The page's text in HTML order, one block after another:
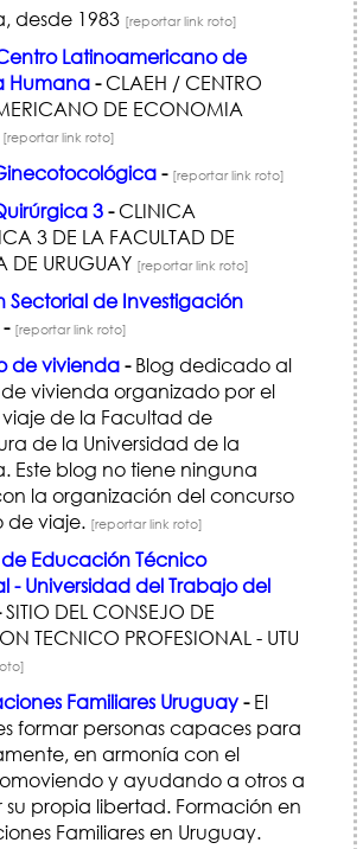
desde 1983 [reportar link roto]
Latinoamericano de
Humana-CLAEH / CENTRO
DE ECONOMIA
[reportar link roto]
- [reportar link roto]
3-CLINICA
3 DE LA FACULTAD DE
DE URUGUAY [reportar link roto]
Sectorial de Investigación
- [reportar link roto]
de vivienda-Blog dedicado al
vivienda organizado por el
de la Facultad de
de la Universidad de la
Este blog no tiene ninguna
la organización del concurso
de viaje. [reportar link roto]
Educación Técnico
- Universidad del Trabajo del
SITIO DEL CONSEJO DE
TECNICO PROFESIONAL - UTU
Familiares Uruguay-El
formar personas capaces para
en armonía con el
y ayudando a otros a
propia libertad. Formación en
Familiares en Uruguay.